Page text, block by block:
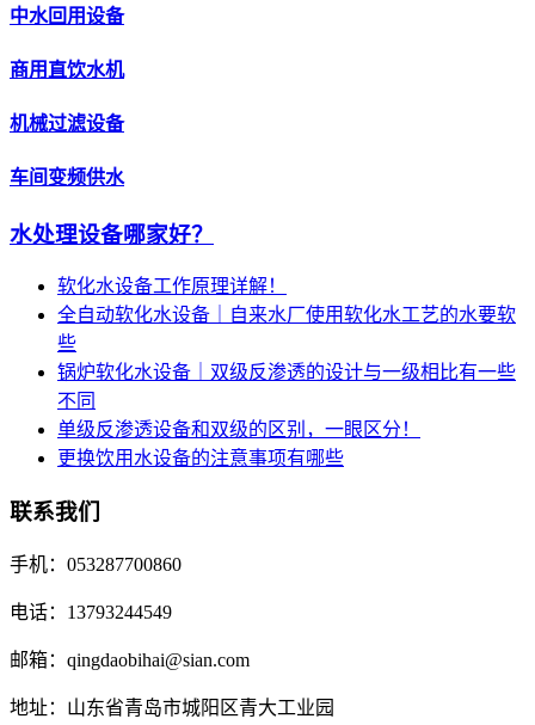
中水回用设备
商用直饮水机
机械过滤设备
车间变频供水
水处理设备哪家好？
软化水设备工作原理详解！
全自动软化水设备｜自来水厂使用软化水工艺的水要软
些
锅炉软化水设备｜双级反渗透的设计与一级相比有一些
不同
单级反渗透设备和双级的区别，一眼区分！
更换饮用水设备的注意事项有哪些
联系我们
手机：053287700860
电话：13793244549
邮箱：qingdaobihai@sian.com
地址：山东省青岛市城阳区青大工业园